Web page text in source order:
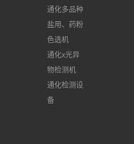
通化多品种
盐用、药粉
色选机
通化x光异
物检测机
通化检测设
备